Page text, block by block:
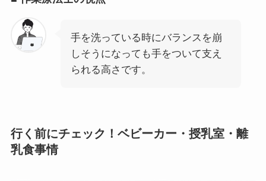
手を洗っている時にバランスを崩
しそうになっても手をついて支え
られる高さです。
行く前にチェック！ベビーカー・授乳室・離
乳食事情